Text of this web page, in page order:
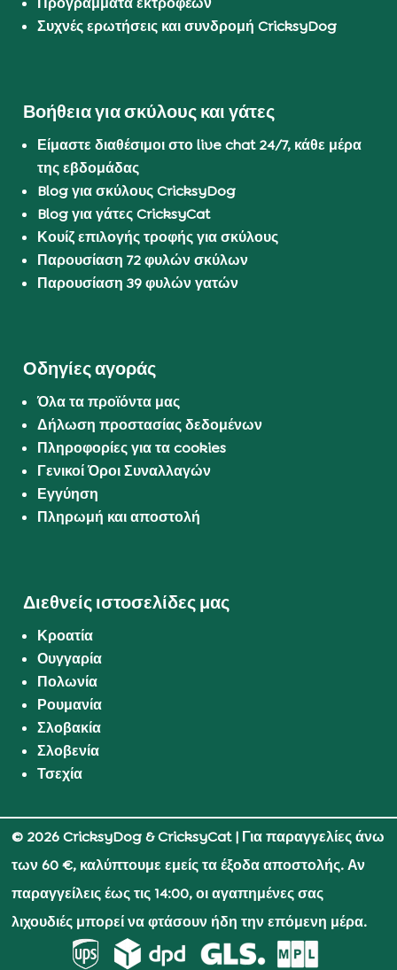
Συχνές ερωτήσεις και συνδρομή CricksyDog
Βοήθεια για σκύλους και γάτες
Είμαστε διαθέσιμοι στο live chat 24/7, κάθε μέρα
της εβδομάδας
Blog για σκύλους CricksyDog
Blog για γάτες CricksyCat
Κουίζ επιλογής τροφής για σκύλους
Παρουσίαση 72 φυλών σκύλων
Παρουσίαση 39 φυλών γατών
Οδηγίες αγοράς
Όλα τα προϊόντα μας
Δήλωση προστασίας δεδομένων
Πληροφορίες για τα cookies
Γενικοί Όροι Συναλλαγών
Εγγύηση
Πληρωμή και αποστολή
Διεθνείς ιστοσελίδες μας
Κροατία
Ουγγαρία
Πολωνία
Ρουμανία
Σλοβακία
Σλοβενία
Τσεχία
© 2026 CricksyDog & CricksyCat| Για παραγγελίες άνω
των 60 €, καλύπτουμε εμείς τα έξοδα αποστολής. Αν
παραγγείλεις έως τις 14:00, οι αγαπημένες σας
λιχουδιές μπορεί να φτάσουν ήδη την επόμενη μέρα.